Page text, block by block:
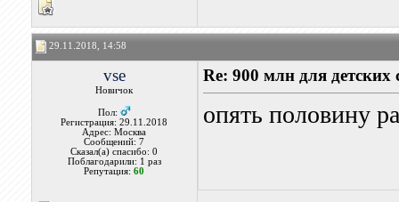
29.11.2018, 14:58
vse
Новичок
Пол:
Регистрация: 29.11.2018
Адрес: Москва
Сообщений: 7
Сказал(а) спасибо: 0
Поблагодарили: 1 раз
Репутация:60
Re: 900 млн для
опять половину